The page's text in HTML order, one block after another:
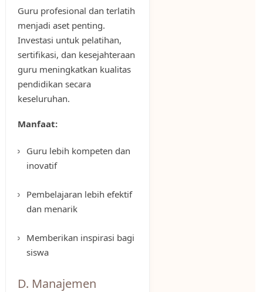
Guru profesional dan terlatih
menjadi aset penting.
Investasi untuk pelatihan,
sertifikasi, dan kesejahteraan
guru meningkatkan kualitas
pendidikan secara
keseluruhan.
Manfaat:
Guru lebih kompeten dan
inovatif
Pembelajaran lebih efektif
dan menarik
Memberikan inspirasi bagi
siswa
D. Manajemen